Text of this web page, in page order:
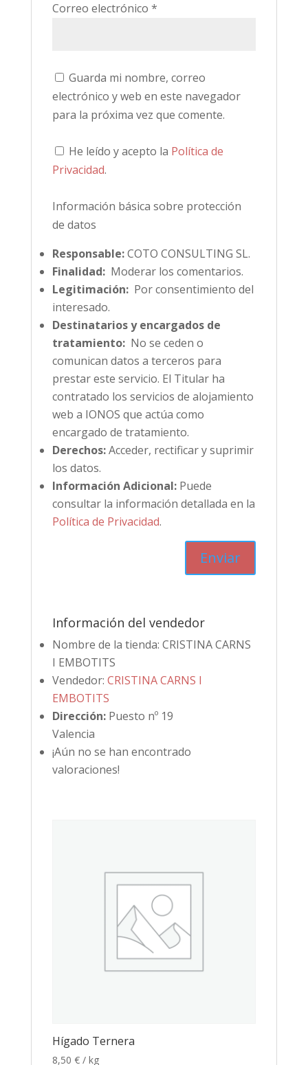
Correo electrónico *
Guarda mi nombre, correo
electrónico y web en este navegador
para la próxima vez que comente.
He leído y acepto la Política de
Privacidad.
Información básica sobre protección
de datos
Responsable:COTO CONSULTING SL.
Finalidad:Moderar los comentarios.
Legitimación:Por consentimiento del
interesado.
Destinatarios y encargados de
tratamiento:No se ceden o
comunican datos a terceros para
prestar este servicio. El Titular ha
contratado los servicios de alojamiento
web a IONOS que actúa como
encargado de tratamiento.
Derechos:Acceder, rectificar y suprimir
los datos.
Información Adicional:Puede
consultar la información detallada en la
Política de Privacidad.
Información del vendedor
Nombre de la tienda: CRISTINA CARNS
I EMBOTITS
Vendedor: CRISTINA CARNS I
EMBOTITS
Dirección: Puesto nº 19
Valencia
¡Aún no se han encontrado
valoraciones!
Hígado Ternera
8,50 € / kg